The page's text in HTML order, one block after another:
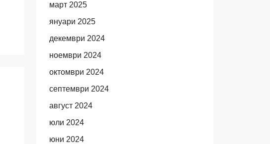
март 2025
януари 2025
декември 2024
ноември 2024
октомври 2024
септември 2024
август 2024
юли 2024
юни 2024